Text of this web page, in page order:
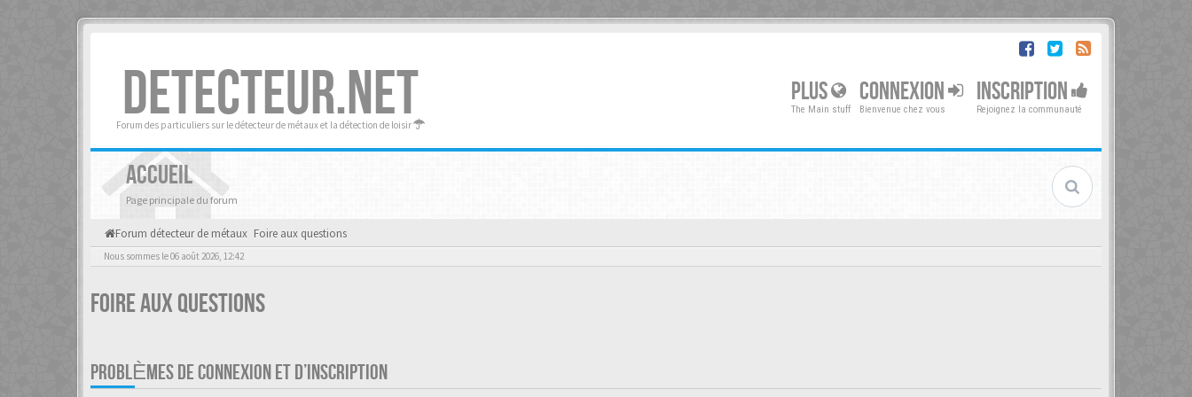
DETECTEUR.NET
Forum des particuliers sur le détecteur de métaux et la détection de loisir
PLUS
The Main stuff
CONNEXION
Bienvenue chez vous
INSCRIPTION
Rejoignez la communauté
ACCUEIL
Page principale du forum
Forum détecteur de métaux Foire aux questions
Nous sommes le 06 août 2026, 12:42
Foire aux questions
PROBLÈMES DE CONNEXION ET D’INSCRIPTION